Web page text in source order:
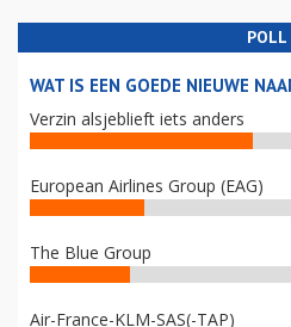
POLL
WAT IS EEN GOEDE NIEUWE
Verzin alsjeblieft iets anders
European Airlines Group (EAG)
The Blue Group
Air-France-KLM-SAS(-TAP)